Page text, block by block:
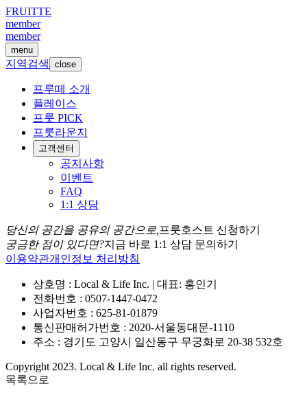
FRUITTE
member
member
menu
지역검색 close
프루떼 소개
플레이스
프룻 PICK
프룻라운지
고객센터
공지사항
이벤트
FAQ
1:1 상담
당신의 공간을 공유의 공간으로, 프룻호스트 신청하기
궁금한 점이 있다면?지금 바로 1:1 상담 문의하기
이용약관개인정보 처리방침
상호명 : Local & Life Inc. | 대표: 홍인기
전화번호 : 0507-1447-0472
사업자번호 : 625-81-01879
통신판매허가번호 : 2020-서울동대문-1110
주소 : 경기도 고양시 일산동구 무궁화로 20-38 532호
Copyright 2023. Local & Life Inc. all rights reserved.
목록으로